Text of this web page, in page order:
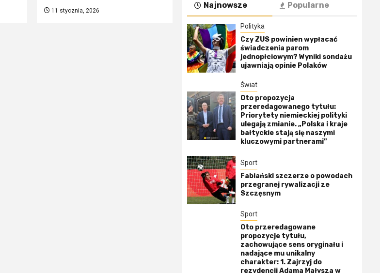
11 stycznia, 2026
Najnowsze Popularne
Polityka
Czy ZUS powinien wypłacać
świadczenia parom
jednopłciowym? Wyniki sondażu
ujawniają opinie Polaków
Świat
Oto propozycja
przeredagowanego tytułu:
Priorytety niemieckiej polityki
ulegają zmianie. „Polska i kraje
bałtyckie stają się naszymi
kluczowymi partnerami”
Sport
Fabiański szczerze o powodach
przegranej rywalizacji ze
Szczęsnym
Sport
Oto przeredagowane
propozycje tytułu,
zachowujące sens oryginału i
nadające mu unikalny
charakter: 1. Zajrzyj do
rezydencji Adama Małysza w